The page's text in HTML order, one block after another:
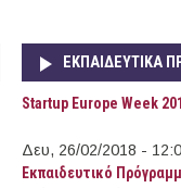
ΕΚΠΑΙΔΕΥΤΙΚΆ
Startup Europe Week
Δευ, 26/02/2018 -
Εκπαιδευτικό